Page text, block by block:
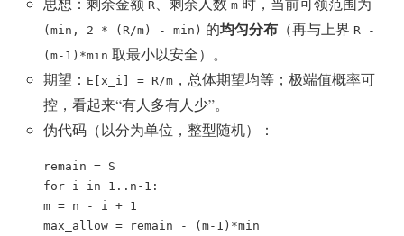
R m
(min, 2 * (R/m) - min) 的均匀分布 （再与上界 R -
(m-1)*min 取最小以安全）。
期望： E[x_i] = R/m ，总体期望均等；极端值概率可
控，看起来“有人多有人少”。
伪代码（以分为单位，整型随机）：
remain = S
for i in 1..n-1:
m = n - i + 1
max_allow = remain - (m-1)*min